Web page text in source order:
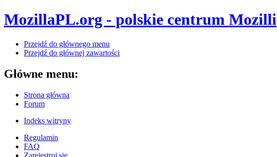
MozillaPL.org - polskie centrum Mozilli
Przejdź do głównego menu
Przejdź do głównej zawartości
Główne menu:
Strona główna
Forum
Indeks witryny
Regulamin
FAQ
Zarejestruj się